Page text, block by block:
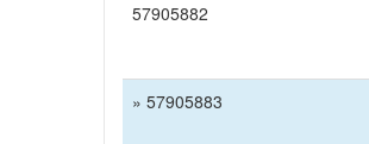
57905882
» 57905883